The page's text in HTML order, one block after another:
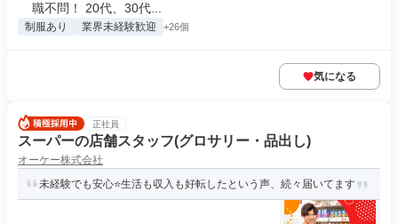
職不問！ 20代、30代...
制服あり 業界未経験歓迎 +26個
気になる
正社員
スーパーの店舗スタッフ(グロサリー・品出し)
オーケー株式会社
未経験でも安心⭐生活も収入も好転したという声、続々届いてます